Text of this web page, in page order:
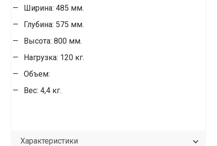
Ширина: 485 мм.
Глубина: 575 мм.
Высота: 800 мм.
Нагрузка: 120 кг.
Объем:
Вес: 4,4 кг.
Характеристики